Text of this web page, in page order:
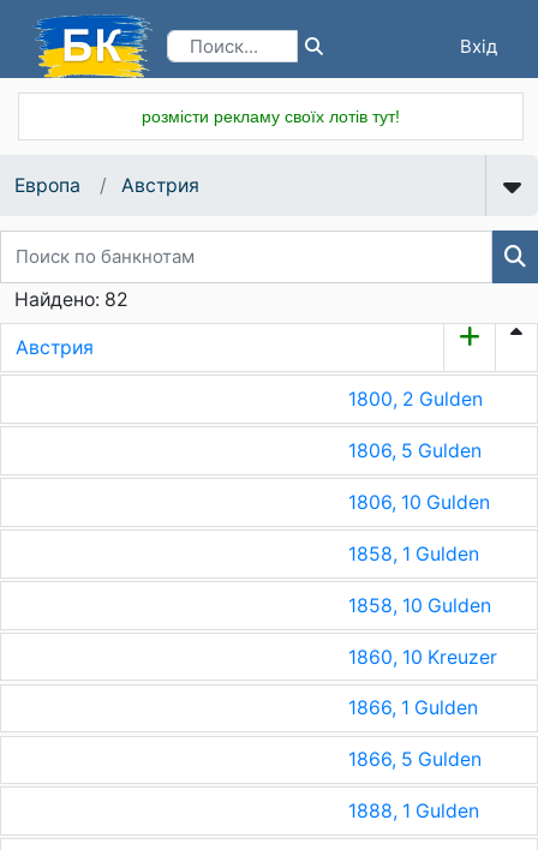
Вхід
розмісти рекламу своїх лотів тут!
Европа Австрия
Найдено: 82
Австрия
1800, 2 Gulden
1806, 5 Gulden
1806, 10 Gulden
1858, 1 Gulden
1858, 10 Gulden
1860, 10 Kreuzer
1866, 1 Gulden
1866, 5 Gulden
1888, 1 Gulden